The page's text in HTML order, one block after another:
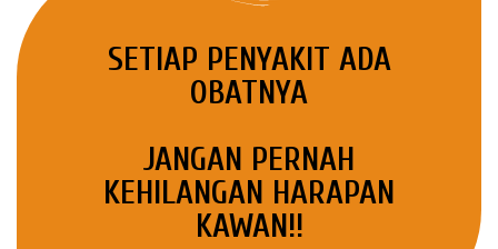
SETIAP PENYAKIT ADA
OBATNYA
JANGAN PERNAH
KEHILANGAN HARAPAN
KAWAN!!